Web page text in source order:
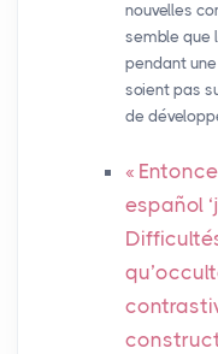
nouvelles
semble que
pendant
soient pas
de
«
español